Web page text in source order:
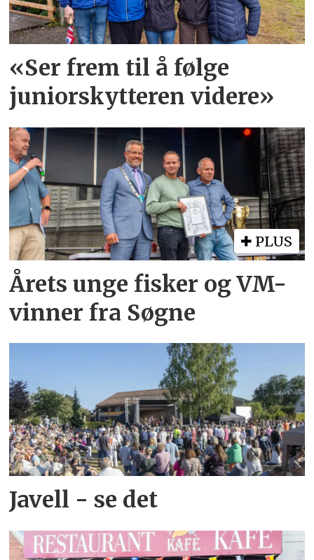
«Ser frem til å følge
juniorskytteren videre»
PLUS
Årets unge fisker og VM-
vinner fra Søgne
Javell - se det